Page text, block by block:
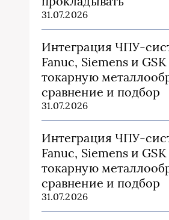
31.07.2026
Интеграция ЧПУ-
Fanuc, Siemens и GSK
токарную
сравнение и подбор
31.07.2026
Интеграция ЧПУ-
Fanuc, Siemens и GSK
токарную
сравнение и подбор
31.07.2026